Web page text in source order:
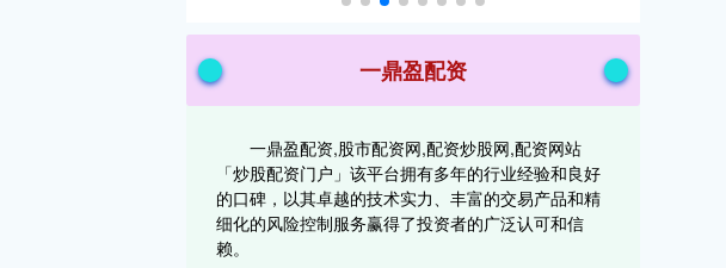
一鼎盈配资
一鼎盈配资,股市配资网,配资炒股网,配资网站
「炒股配资门户」该平台拥有多年的行业经验和良好
的口碑，以其卓越的技术实力、丰富的交易产品和精
细化的风险控制服务赢得了投资者的广泛认可和信
赖。